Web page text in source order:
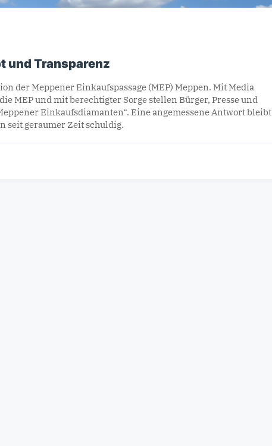
und Transparenz
der Meppener Einkaufspassage (MEP) Meppen. Mit Media
MEP und mit berechtigter Sorge stellen Bürger, Presse und
Einkaufsdiamanten“. Eine angemessene Antwort bleibt
seit geraumer Zeit schuldig.